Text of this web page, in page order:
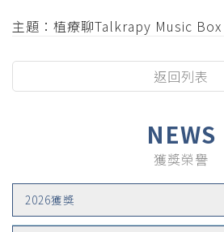
NEWS
獲獎榮譽
2026獲獎
主題：植療聊Talkrapy Music Box
返回列表